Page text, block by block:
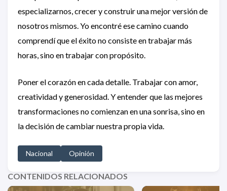
especializarnos, crecer y construir una mejor versión de
nosotros mismos. Yo encontré ese camino cuando
comprendí que el éxito no consiste en trabajar más
horas, sino en trabajar con propósito.
Poner el corazón en cada detalle. Trabajar con amor,
creatividad y generosidad. Y entender que las mejores
transformaciones no comienzan en una sonrisa, sino en
la decisión de cambiar nuestra propia vida.
Nacional Opinión
CONTENIDOS RELACIONADOS